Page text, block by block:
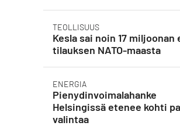
TEOLLISUUS
Kesla sai noin 17 miljoonan
tilauksen NATO-maasta
ENERGIA
Pienydinvoimalahanke
Helsingissä etenee kohti
valintaa